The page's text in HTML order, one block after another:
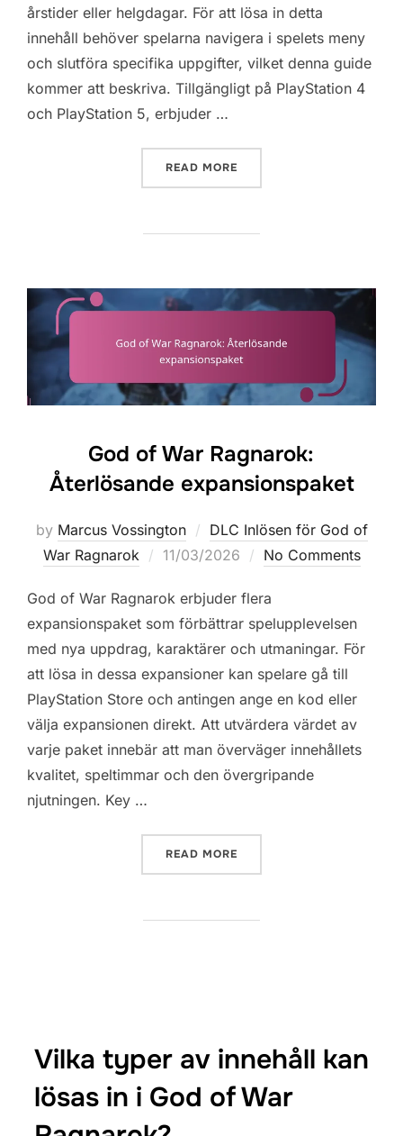
årstider eller helgdagar. För att lösa in detta
innehåll behöver spelarna navigera i spelets meny
och slutföra specifika uppgifter, vilket denna guide
kommer att beskriva. Tillgängligt på PlayStation 4
och PlayStation 5, erbjuder …
READ MORE
God of War Ragnarok:
Återlösande expansionspaket
by Marcus Vossington
DLC Inlösen för God of
War Ragnarok
Posted
11/03/2026 No Comments
God of War Ragnarok erbjuder flera
expansionspaket som förbättrar spelupplevelsen
med nya uppdrag, karaktärer och utmaningar. För
att lösa in dessa expansioner kan spelare gå till
PlayStation Store och antingen ange en kod eller
välja expansionen direkt. Att utvärdera värdet av
varje paket innebär att man överväger innehållets
kvalitet, speltimmar och den övergripande
njutningen. Key …
READ MORE
Vilka typer av innehåll kan
lösas in i God of War